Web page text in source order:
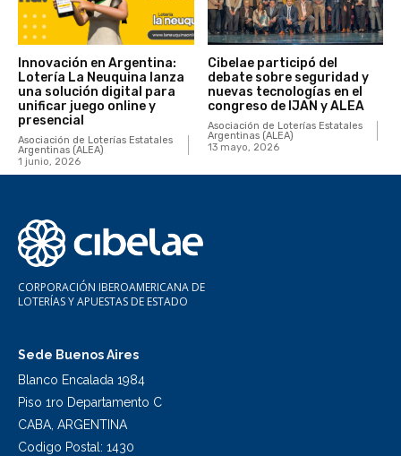
Innovación en Argentina:
Lotería La Neuquina lanza
una solución digital para
unificar juego online y
presencial
Asociación de Loterías Estatales
Argentinas (ALEA)
1 junio, 2026
Cibelae participó del
debate sobre seguridad y
nuevas tecnologías en el
congreso de IJAN y ALEA
Asociación de Loterías Estatales
Argentinas (ALEA)
13 mayo, 2026
CORPORACIÓN IBEROAMERICANA DE
LOTERÍAS Y APUESTAS DE ESTADO
Sede Buenos Aires
Blanco Encalada 1984
Piso 1ro Departamento C
CABA, ARGENTINA
Codigo Postal: 1430